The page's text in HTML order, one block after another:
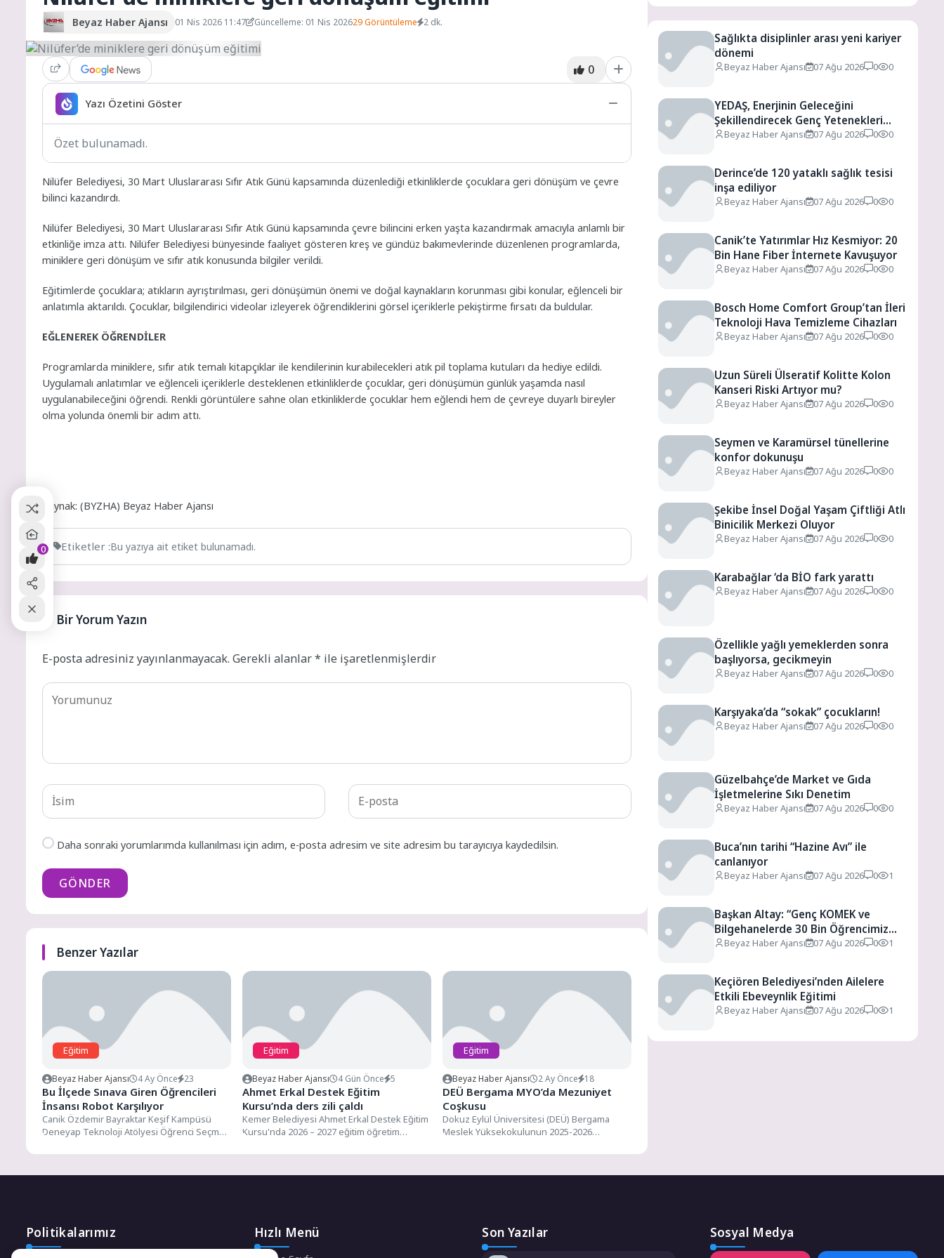
Beyaz Haber Ajansı 01 Nis 2026 11:47 Güncelleme: 01 Nis 202629 Görüntüleme 2 dk.
0
Yazı Özetini Göster
Özet bulunamadı.
Nilüfer Belediyesi, 30 Mart Uluslararası Sıfır Atık Günü kapsamında düzenlediği etkinliklerde çocuklara geri dönüşüm ve çevre
bilinci kazandırdı.
Nilüfer Belediyesi, 30 Mart Uluslararası Sıfır Atık Günü kapsamında çevre bilincini erken yaşta kazandırmak amacıyla anlamlı bir
etkinliğe imza attı. Nilüfer Belediyesi bünyesinde faaliyet gösteren kreş ve gündüz bakımevlerinde düzenlenen programlarda,
miniklere geri dönüşüm ve sıfır atık konusunda bilgiler verildi.
Eğitimlerde çocuklara; atıkların ayrıştırılması, geri dönüşümün önemi ve doğal kaynakların korunması gibi konular, eğlenceli bir
anlatımla aktarıldı. Çocuklar, bilgilendirici videolar izleyerek öğrendiklerini görsel içeriklerle pekiştirme fırsatı da buldular.
EĞLENEREK ÖĞRENDİLER
Programlarda miniklere, sıfır atık temalı kitapçıklar ile kendilerinin kurabilecekleri atık pil toplama kutuları da hediye edildi.
Uygulamalı anlatımlar ve eğlenceli içeriklerle desteklenen etkinliklerde çocuklar, geri dönüşümün günlük yaşamda nasıl
uygulanabileceğini öğrendi. Renkli görüntülere sahne olan etkinliklerde çocuklar hem eğlendi hem de çevreye duyarlı bireyler
olma yolunda önemli bir adım attı.
Kaynak: (BYZHA) Beyaz Haber Ajansı
Etiketler :Bu yazıya ait etiket bulunamadı.
Bir Yorum Yazın
E-posta adresiniz yayınlanmayacak. Gerekli alanlar* ile işaretlenmişlerdir
Daha sonraki yorumlarımda kullanılması için adım, e-posta adresim ve site adresim bu tarayıcıya kaydedilsin.
GÖNDER
Benzer Yazılar
Eğitim
Beyaz Haber Ajansı 4 Ay Önce 23
Bu İlçede Sınava Giren Öğrencileri
İnsansı Robot Karşılıyor
Canik Özdemir Bayraktar Keşif Kampüsü
Deneyap Teknoloji Atölyesi Öğrenci Seçme
Eğitim
Beyaz Haber Ajansı 4 Gün Önce 5
Ahmet Erkal Destek Eğitim
Kursu’nda ders zili çaldı
Kemer Belediyesi Ahmet Erkal Destek Eğitim
Kursu'nda 2026 – 2027 eğitim öğretim
Eğitim
Beyaz Haber Ajansı 2 Ay Önce 18
DEÜ Bergama MYO’da Mezuniyet
Coşkusu
Dokuz Eylül Üniversitesi (DEÜ) Bergama
Meslek Yüksekokulunun 2025-2026
katılımla gerçekleştirildi....
Sağlıkta disiplinler arası yeni kariyer
dönemi
Beyaz Haber Ajansı 07 Ağu 2026 0 0
YEDAŞ, Enerjinin Geleceğini
Şekillendirecek Genç Yetenekleri
Arıyor
Beyaz Haber Ajansı 07 Ağu 2026 0 0
Derince’de 120 yataklı sağlık tesisi
inşa ediliyor
Beyaz Haber Ajansı 07 Ağu 2026 0 0
Canik’te Yatırımlar Hız Kesmiyor: 20
Bin Hane Fiber İnternete Kavuşuyor
Beyaz Haber Ajansı 07 Ağu 2026 0 0
Bosch Home Comfort Group’tan İleri
Teknoloji Hava Temizleme Cihazları
Beyaz Haber Ajansı 07 Ağu 2026 0 0
Uzun Süreli Ülseratif Kolitte Kolon
Kanseri Riski Artıyor mu?
Beyaz Haber Ajansı 07 Ağu 2026 0 0
Seymen ve Karamürsel tünellerine
konfor dokunuşu
Beyaz Haber Ajansı 07 Ağu 2026 0 0
Şekibe İnsel Doğal Yaşam Çiftliği Atlı
Binicilik Merkezi Oluyor
Beyaz Haber Ajansı 07 Ağu 2026 0 0
Karabağlar ‘da BİO fark yarattı
Beyaz Haber Ajansı 07 Ağu 2026 0 0
Özellikle yağlı yemeklerden sonra
başlıyorsa, gecikmeyin
Beyaz Haber Ajansı 07 Ağu 2026 0 0
Karşıyaka’da “sokak” çocukların!
Beyaz Haber Ajansı 07 Ağu 2026 0 0
Güzelbahçe’de Market ve Gıda
İşletmelerine Sıkı Denetim
Beyaz Haber Ajansı 07 Ağu 2026 0 0
Buca’nın tarihi “Hazine Avı” ile
canlanıyor
Beyaz Haber Ajansı 07 Ağu 2026 0 1
Başkan Altay: “Genç KOMEK ve
Bilgehanelerde 30 Bin Öğrencimiz
Yaz Aylarını Bizimle Birlikte Geçiriyor”
Beyaz Haber Ajansı 07 Ağu 2026 0 1
Keçiören Belediyesi’nden Ailelere
Etkili Ebeveynlik Eğitimi
Beyaz Haber Ajansı 07 Ağu 2026 0 1
Politikalarımız Hızlı Menü Son Yazılar Sosyal Medya
0